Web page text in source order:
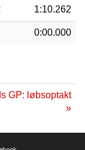
1:10.262
0:00.000
GP: løbsoptakt
»